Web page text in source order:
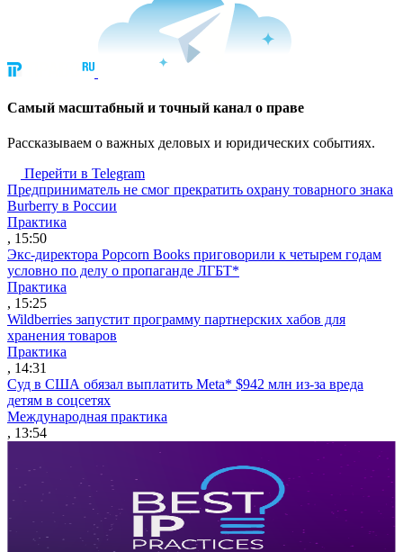
Cамый масштабный и точный канал о праве
Рассказываем о важных деловых и юридических событиях.
Перейти в Telegram
Предприниматель не смог прекратить охрану товарного знака
Burberry в России
Практика
, 15:50
Экс-директора Popcorn Books приговорили к четырем годам
условно по делу о пропаганде ЛГБТ*
Практика
, 15:25
Wildberries запустит программу партнерских хабов для
хранения товаров
Практика
, 14:31
Суд в США обязал выплатить Meta* $942 млн из-за вреда
детям в соцсетях
Международная практика
, 13:54